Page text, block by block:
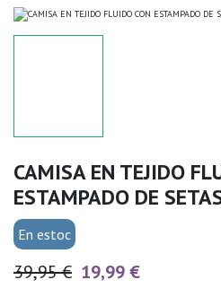
CAMISA EN TEJIDO
ESTAMPADO DE
En estoc
39,95 € 19,99 €